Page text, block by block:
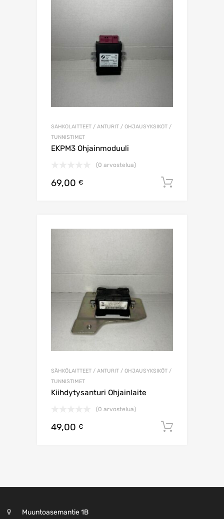
SÄHKÖLAITTEET / ANTURIT / OHJAUSYKSIKÖT /
TUNNISTIMET
EKPM3 Ohjainmoduuli
(0 arvostelua)
69,00 €
SÄHKÖLAITTEET / ANTURIT / OHJAUSYKSIKÖT /
TUNNISTIMET
Kiihdytysanturi Ohjainlaite
(0 arvostelua)
49,00 €
Muuntoasemantie 1B